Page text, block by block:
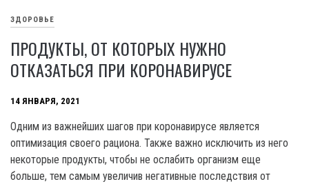
ЗДОРОВЬЕ
ПРОДУКТЫ, ОТ КОТОРЫХ НУЖНО
ОТКАЗАТЬСЯ ПРИ КОРОНАВИРУСЕ
14 ЯНВАРЯ, 2021
Одним из важнейших шагов при коронавирусе является
оптимизация своего рациона. Также важно исключить из него
некоторые продукты, чтобы не ослабить организм еще
больше, тем самым увеличив негативные последствия от